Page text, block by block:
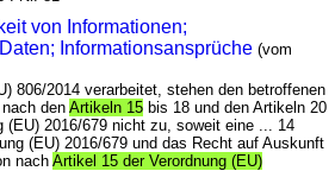
von Informationen;
Informationsansprüche (vom
806/2014 verarbeitet, stehen den betroffenen
nach denArtikeln 15 bis 18 und den Artikeln 20
(EU) 2016/679 nicht zu, soweit eine ... 14
(EU) 2016/679 und das Recht auf Auskunft
nachArtikel 15 der Verordnung (EU)